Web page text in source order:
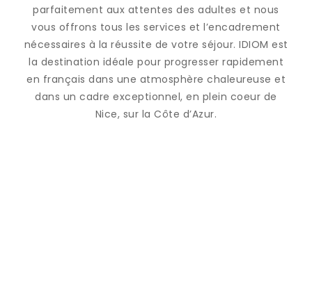
parfaitement aux attentes des adultes et nous
vous offrons tous les services et l’encadrement
nécessaires à la réussite de votre séjour. IDIOM est
la destination idéale pour progresser rapidement
en français dans une atmosphère chaleureuse et
dans un cadre exceptionnel, en plein coeur de
Nice, sur la Côte d’Azur.